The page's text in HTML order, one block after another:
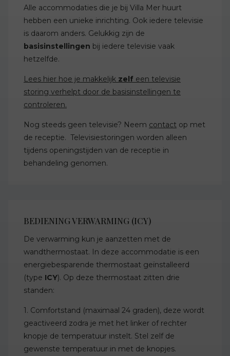
Alle accommodaties die je bij Villa Mer huurt
hebben een unieke inrichting. Ook iedere televisie
is daarom anders. Gelukkig zijn de
basisinstellingen bij iedere televisie vaak
hetzelfde.
Lees hier hoe je makkelijk zelf een televisie
storing verhelpt door de basisinstellingen te
controleren.
Nog steeds geen televisie? Neem contact op met
de receptie. Televisiestoringen worden alleen
tijdens openingstijden van de receptie in
behandeling genomen.
BEDIENING VERWARMING (ICY)
De verwarming kun je aanzetten met de
wandthermostaat. In deze accommodatie is een
energiebesparende thermostaat geïnstalleerd
(type ICY). Op deze thermostaat zitten drie
standen:
1. Comfortstand (maximaal 24 graden), deze wordt
geactiveerd zodra je met het linker of rechter
knopje de temperatuur instelt. Stel zelf de
gewenste temperatuur in met de knopjes.